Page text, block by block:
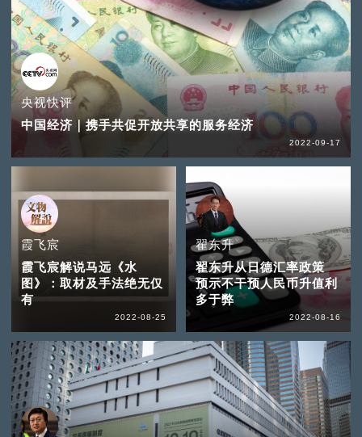
央视快评
中国经济｜携手共促开放共享的服务经济
2022-09-17
霞飞宸
霞飞宸解说马远《水
图》：取材及手法绝无仅
有
2022-08-25
翟东升
翟东升从日德汇率政策
预示不干预人民币升值利
多于弊
2022-08-16